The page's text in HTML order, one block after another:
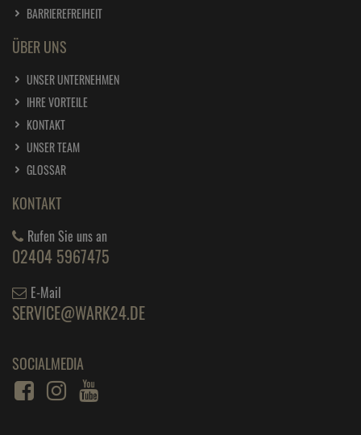
BARRIEREFREIHEIT
ÜBER UNS
UNSER UNTERNEHMEN
IHRE VORTEILE
KONTAKT
UNSER TEAM
GLOSSAR
KONTAKT
Rufen Sie uns an
02404 5967475
E-Mail
SERVICE@WARK24.DE
SOCIALMEDIA